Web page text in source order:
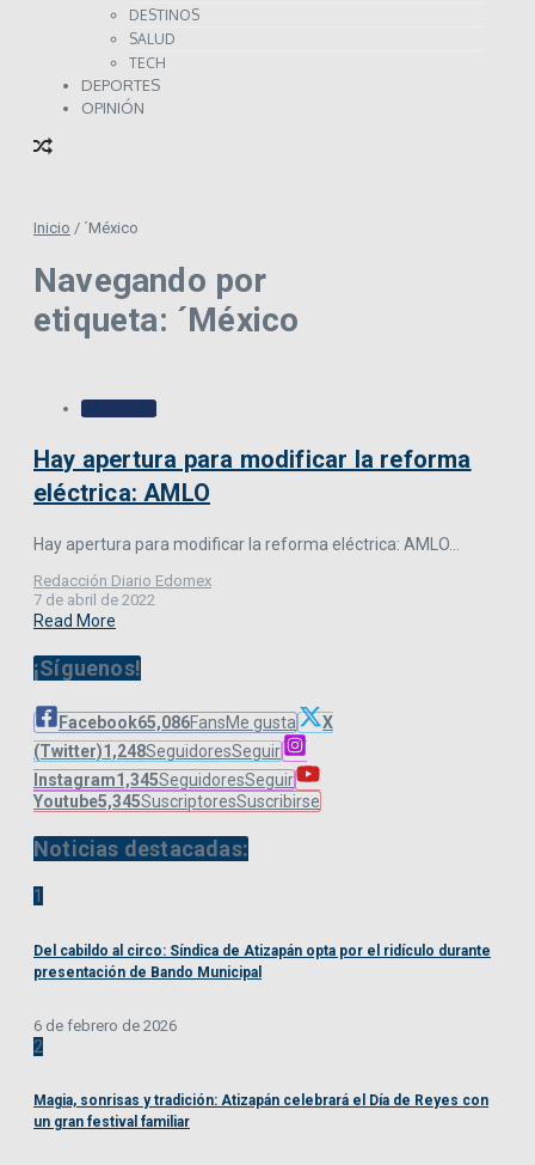
DESTINOS
SALUD
TECH
DEPORTES
OPINIÓN
Inicio / ´México
Navegando por
etiqueta: ´México
NACIONAL
Hay apertura para modificar la reforma
eléctrica: AMLO
Hay apertura para modificar la reforma eléctrica: AMLO...
Redacción Diario Edomex
7 de abril de 2022
Read More
¡Síguenos!
Facebook65,086FansMe gusta
X
(Twitter)1,248SeguidoresSeguir
Instagram1,345SeguidoresSeguir
Youtube5,345SuscriptoresSuscribirse
Noticias destacadas:
1
Del cabildo al circo: Síndica de Atizapán opta por el ridículo durante
presentación de Bando Municipal
6 de febrero de 2026
2
Magia, sonrisas y tradición: Atizapán celebrará el Día de Reyes con
un gran festival familiar